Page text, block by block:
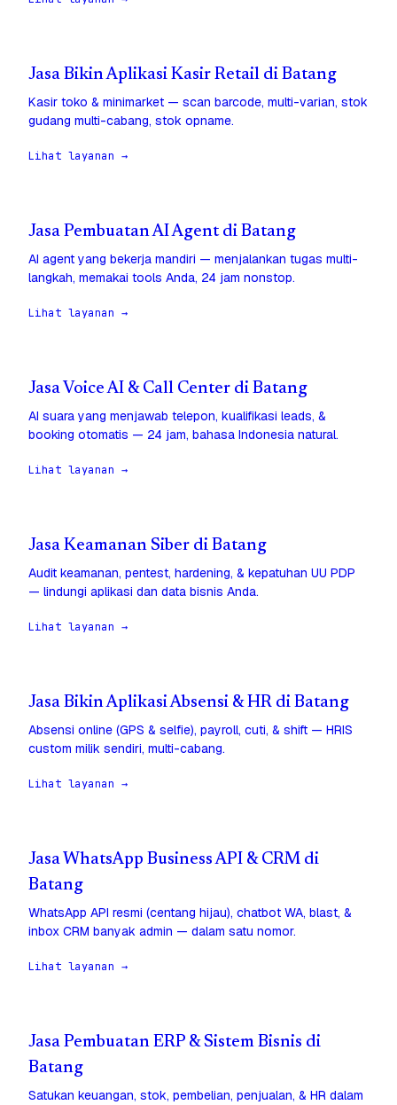
Jasa Bikin Aplikasi Kasir Retail di Batang
Kasir toko & minimarket — scan barcode, multi-varian, stok
gudang multi-cabang, stok opname.
Lihat layanan →
Jasa Pembuatan AI Agent di Batang
AI agent yang bekerja mandiri — menjalankan tugas multi-
langkah, memakai tools Anda, 24 jam nonstop.
Lihat layanan →
Jasa Voice AI & Call Center di Batang
AI suara yang menjawab telepon, kualifikasi leads, &
booking otomatis — 24 jam, bahasa Indonesia natural.
Lihat layanan →
Jasa Keamanan Siber di Batang
Audit keamanan, pentest, hardening, & kepatuhan UU PDP
— lindungi aplikasi dan data bisnis Anda.
Lihat layanan →
Jasa Bikin Aplikasi Absensi & HR di Batang
Absensi online (GPS & selfie), payroll, cuti, & shift — HRIS
custom milik sendiri, multi-cabang.
Lihat layanan →
Jasa WhatsApp Business API & CRM di
Batang
WhatsApp API resmi (centang hijau), chatbot WA, blast, &
inbox CRM banyak admin — dalam satu nomor.
Lihat layanan →
Jasa Pembuatan ERP & Sistem Bisnis di
Batang
Satukan keuangan, stok, pembelian, penjualan, & HR dalam